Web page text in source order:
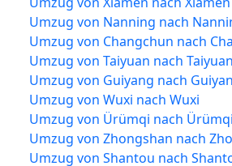
Umzug von Nanning nach
Umzug von Changchun nach
Umzug von Taiyuan nach Taiyuan
Umzug von Guiyang nach
Umzug von Wuxi nach Wuxi
Umzug von Ürümqi nach Ürümqi
Umzug von Zhongshan nach
Umzug von Shantou nach